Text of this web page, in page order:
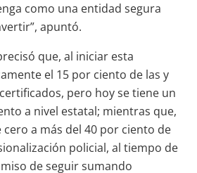
como una entidad segura
apuntó.
que, al iniciar esta
el 15 por ciento de las y
pero hoy se tiene un
a nivel estatal; mientras que,
cero a más del 40 por ciento de
policial, al tiempo de
de seguir sumando